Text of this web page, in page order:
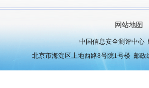
网站地图
中国信息安全测评中心
北京市海淀区上地西路8号院1号楼 邮